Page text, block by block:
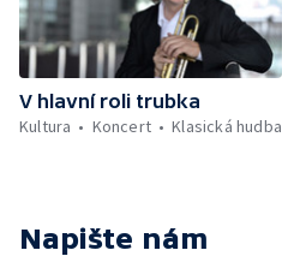
V hlavní roli trubka
Kultura
Koncert
Klasická hudba
Napište nám